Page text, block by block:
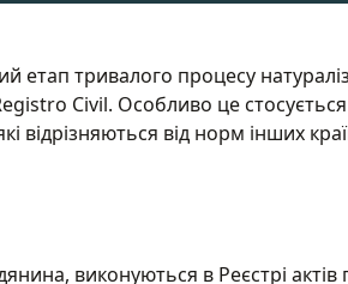
тривалого процесу
Civil. Особливо це стосується
відрізняються від норм інших
виконуються в Реєстрі